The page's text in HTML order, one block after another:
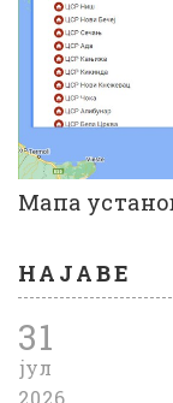
Мапа
НАЈАВЕ
31
јул
2026